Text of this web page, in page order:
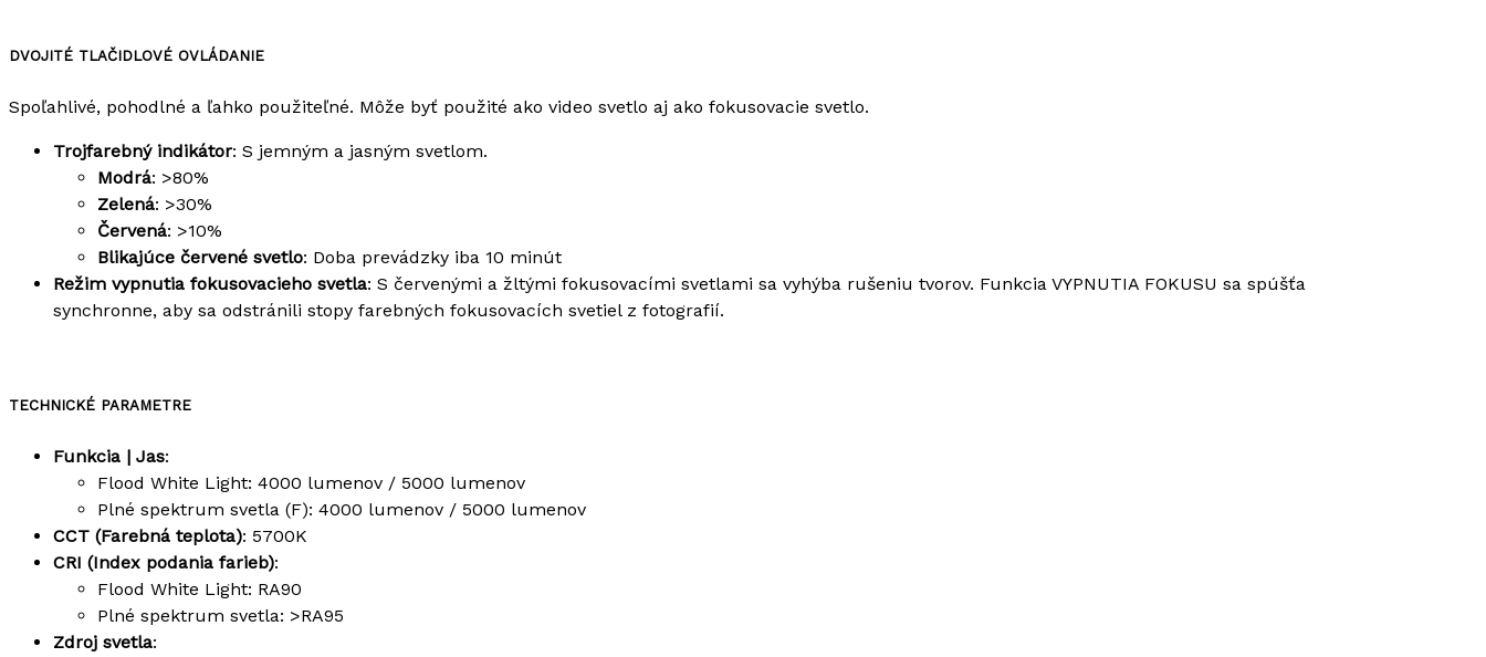
DVOJITÉ TLAČIDLOVÉ OVLÁDANIE
Spoľahlivé, pohodlné a ľahko použiteľné. Môže byť použité ako video svetlo aj ako fokusovacie svetlo.
Trojfarebný indikátor: S jemným a jasným svetlom.
Modrá: >80%
Zelená: >30%
Červená: >10%
Blikajúce červené svetlo: Doba prevádzky iba 10 minút
Režim vypnutia fokusovacieho svetla: S červenými a žltými fokusovacími svetlami sa vyhýba rušeniu tvorov. Funkcia VYPNUTIA FOKUSU sa spúšťa
synchronne, aby sa odstránili stopy farebných fokusovacích svetiel z fotografií.
TECHNICKÉ PARAMETRE
Funkcia | Jas:
Flood White Light: 4000 lumenov / 5000 lumenov
Plné spektrum svetla (F): 4000 lumenov / 5000 lumenov
CCT (Farebná teplota): 5700K
CRI (Index podania farieb):
Flood White Light: RA90
Plné spektrum svetla: >RA95
Zdroj svetla: